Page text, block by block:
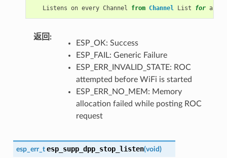
Listens on every Channel from Channel List for a
返回 :
ESP_OK: Success
ESP_FAIL: Generic Failure
ESP_ERR_INVALID_STATE: ROC
attempted before WiFi is started
ESP_ERR_NO_MEM: Memory
allocation failed while posting ROC
request
esp_err_t esp_supp_dpp_stop_listen(void)